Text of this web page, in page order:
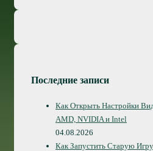
Последние записи
Как Открыть Настройки
AMD, NVIDIA и Intel
04.08.2026
Как Запустить Старую